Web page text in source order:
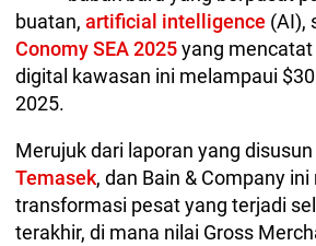
buatan, artificial intelligence (AI),
Conomy SEA 2025yang
digital kawasan ini melampaui
2025.
Merujuk dari laporan yang disusun
Temasek, dan Bain & Company
transformasi pesat yang terjadi
terakhir, di mana nilai Gross